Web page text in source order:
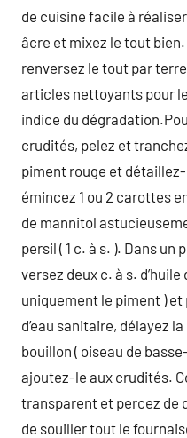
de cuisine facile à
âcre et mixez le tout bien.
renversez le tout par
articles nettoyants pour
indice du
crudités, pelez et
piment rouge et
émincez 1 ou 2 carottes
de mannitol
persil ( 1 c. à s. ). Dans
versez deux c. à s. d’huile
uniquement le piment )
d’eau sanitaire, délayez
bouillon ( oiseau de
ajoutez-le aux crudités.
transparent et percez de
de souiller tout le